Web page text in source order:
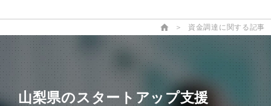
＞ 資金調達に関する記事
山梨県のスタートアップ支援